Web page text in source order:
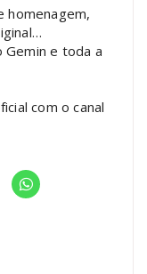
homenagem,
e toda a
com o canal